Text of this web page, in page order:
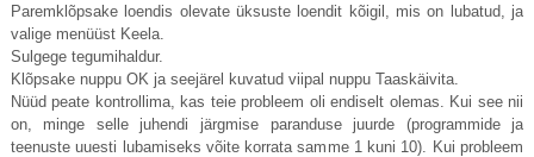
Paremklõpsake loendis olevate üksuste loendit kõigil, mis on lubatud, ja
valige menüüst Keela.
Sulgege tegumihaldur.
Klõpsake nuppu OK ja seejärel kuvatud viipal nuppu Taaskäivita.
Nüüd peate kontrollima, kas teie probleem oli endiselt olemas. Kui see nii
on, minge selle juhendi järgmise paranduse juurde (programmide ja
teenuste uuesti lubamiseks võite korrata samme 1 kuni 10). Kui probleem